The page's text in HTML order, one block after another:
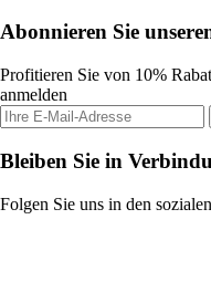
Abonnieren Sie
Profitieren Sie von 10%
anmelden
Bleiben Sie in
Folgen Sie uns in den